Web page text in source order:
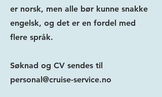
er norsk, men alle bør kunne snakke
engelsk, og det er en fordel med
flere språk.
Søknad og CV sendes til
personal@cruise-service.no